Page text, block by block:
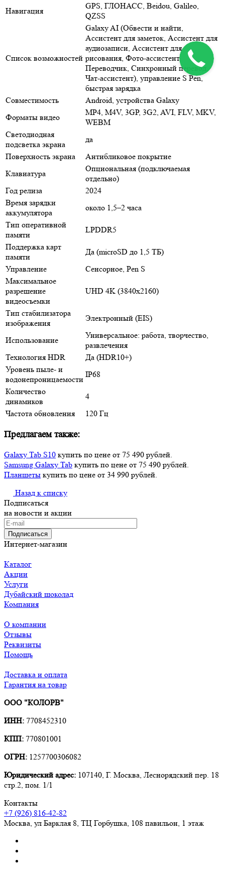
Навигация
GPS, ГЛОНАСС, Beidou, Galileo,
QZSS
Список возможностей
Galaxy AI (Обвести и найти,
Ассистент для заметок, Ассистент для
аудиозаписи, Ассистент для
рисования, Фото-ассистент,
Переводчик, Синхронный перевод,
Чат-ассистент), управление S Pen,
быстрая зарядка
Совместимость
Android, устройства Galaxy
Форматы видео
MP4, M4V, 3GP, 3G2, AVI, FLV, MKV,
WEBM
Светодиодная
подсветка экрана
да
Поверхность экрана
Антибликовое покрытие
Клавиатура
Опциональная (подключаемая
отдельно)
Год релиза
2024
Время зарядки
аккумулятора
около 1,5–2 часа
Тип оперативной
памяти
LPDDR5
Поддержка карт
памяти
Да (microSD до 1,5 ТБ)
Управление
Сенсорное, Pen S
Максимальное
разрешение
видеосъемки
UHD 4K (3840x2160)
Тип стабилизатора
изображения
Электронный (EIS)
Использование
Универсальное: работа, творчество,
развлечения
Технология HDR
Да (HDR10+)
Уровень пыле- и
водонепроницаемости
IP68
Количество
динамиков
4
Частота обновления
120 Гц
Предлагаем также:
Galaxy Tab S10 купить по цене от 75 490 рублей.
Samsung Galaxy Tab купить по цене от 75 490 рублей.
Планшеты купить по цене от 34 990 рублей.
Назад к списку
Подписаться
на новости и акции
Подписаться
Интернет-магазин
Каталог
Акции
Услуги
Дубайский шоколад
Компания
О компании
Отзывы
Реквизиты
Помощь
Доставка и оплата
Гарантия на товар
ООО "КОЛОРВ"
ИНН: 7708452310
КПП: 770801001
ОГРН: 1257700306082
Юридический адрес: 107140, Г. Москва, Леснорядский пер. 18
стр.2, пом. 1/1
Контакты
+7 (926) 816-42-82
Москва, ул Барклая 8, ТЦ Горбушка, 108 павильон, 1 этаж